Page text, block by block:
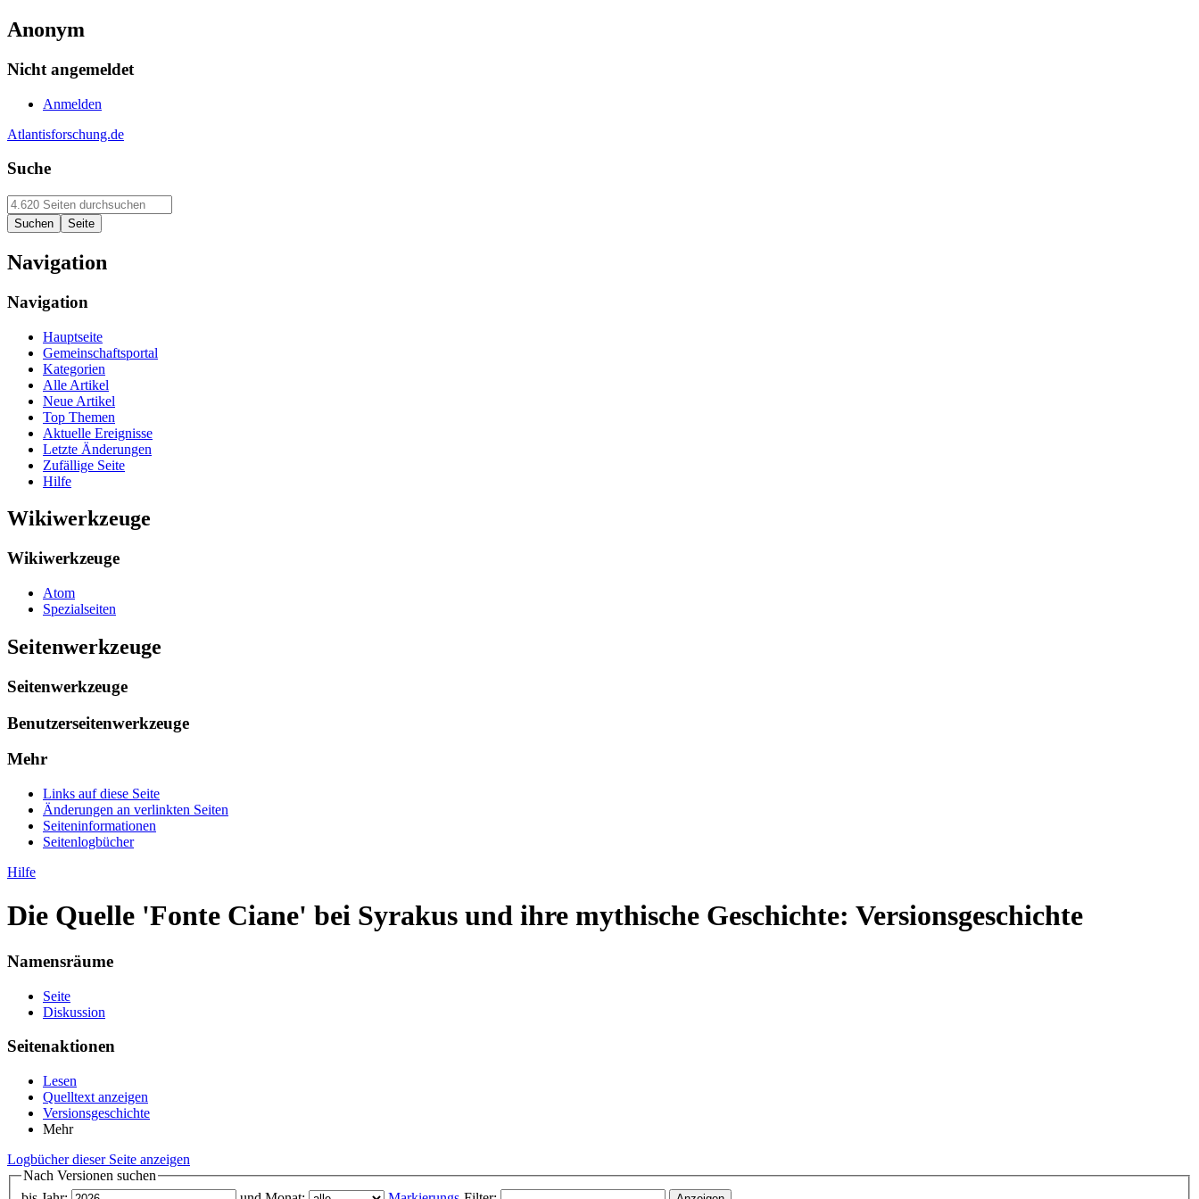
Anonym
Nicht angemeldet
Anmelden
Atlantisforschung.de
Suche
Navigation
Navigation
Hauptseite
Gemeinschaftsportal
Kategorien
Alle Artikel
Neue Artikel
Top Themen
Aktuelle Ereignisse
Letzte Änderungen
Zufällige Seite
Hilfe
Wikiwerkzeuge
Wikiwerkzeuge
Atom
Spezialseiten
Seitenwerkzeuge
Seitenwerkzeuge
Benutzerseitenwerkzeuge
Mehr
Links auf diese Seite
Änderungen an verlinkten Seiten
Seiten­informationen
Seitenlogbücher
Hilfe
Die Quelle 'Fonte Ciane' bei Syrakus und ihre mythische Geschichte: Versionsgeschichte
Namensräume
Seite
Diskussion
Seitenaktionen
Lesen
Quelltext anzeigen
Versionsgeschichte
Mehr
Logbücher dieser Seite anzeigen
Nach Versionen suchen